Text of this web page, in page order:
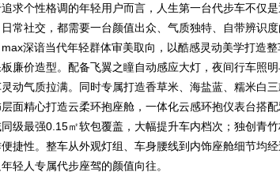
追求个性格调的年轻用户而言，人生第一台代步车不仅
常社交，都需要一台颜值出众、气质独特、自带辨识
深谙当代年轻群体审美取向，以酷感灵动美学打造
廉价造型。配备飞翼之瞳自动感应大灯，夜间行车照
动气质拉满。同时专属打造香草米、海盐蓝、糯米白三
层面精心打造云柔环抱座舱，一体化云感环抱仪表台搭
级最强0.15㎡软包覆盖，大幅提升车内档次；独创青
捷性。整车从外观灯组、车身腰线到内饰座舱细节均
轻人专属代步座驾的颜值向往。